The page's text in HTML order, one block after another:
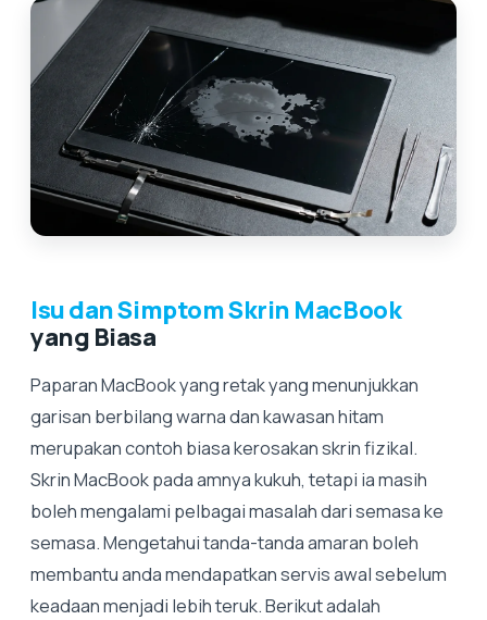
Isu dan Simptom Skrin MacBook
yang Biasa
Paparan MacBook yang retak yang menunjukkan
garisan berbilang warna dan kawasan hitam
merupakan contoh biasa kerosakan skrin fizikal.
Skrin MacBook pada amnya kukuh, tetapi ia masih
boleh mengalami pelbagai masalah dari semasa ke
semasa. Mengetahui tanda-tanda amaran boleh
membantu anda mendapatkan servis awal sebelum
keadaan menjadi lebih teruk. Berikut adalah